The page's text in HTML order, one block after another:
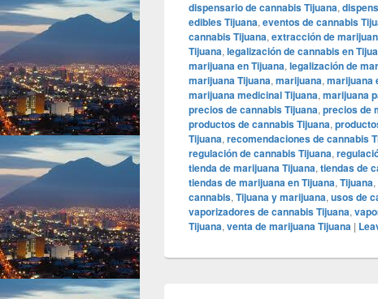
dispensario de cannabis Tijuana,
edibles Tijuana, eventos de cannabis
cannabis Tijuana, extracción de
Tijuana, legalización de cannabis en
marijuana en Tijuana, legalización de
marijuana Tijuana, marijuana, marijuana
marijuana medicinal Tijuana, marijuana
precios de cannabis Tijuana, precios de
productos de cannabis Tijuana,
Tijuana, recomendaciones de cannabis
regulación de cannabis Tijuana,
tienda de marijuana Tijuana, tiendas de
tiendas de marijuana en Tijuana, Tijuana,
cannabis, Tijuana y marijuana, usos de
vaporizadores de cannabis Tijuana,
Tijuana, venta de marijuana Tijuana |